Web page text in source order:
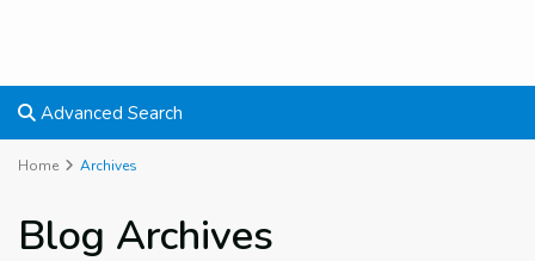
Advanced Search
Home Archives
Blog Archives